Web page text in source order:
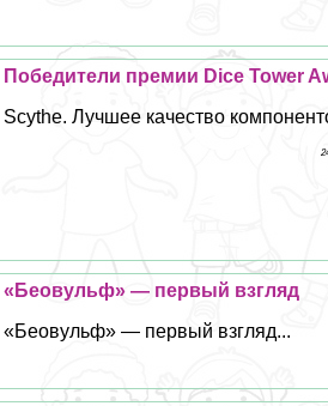
Победители премии Dice Tower
Scythe. Лучшее качество
«Беовульф» — первый взгляд
«Беовульф» — первый взгляд...